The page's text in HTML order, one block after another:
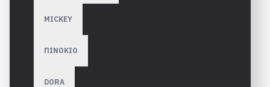
MICKEY
ΠΙΝΟΚΙΟ
DORA